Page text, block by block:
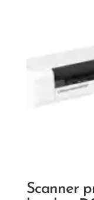
Scanner